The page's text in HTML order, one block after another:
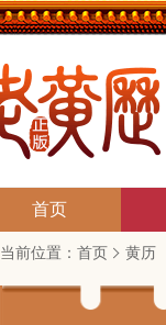
首页
当前位置： 首页 黄历